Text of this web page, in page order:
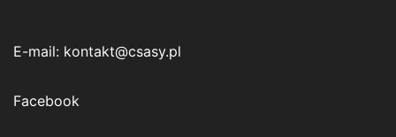
E-mail: kontakt@csasy.pl
Facebook